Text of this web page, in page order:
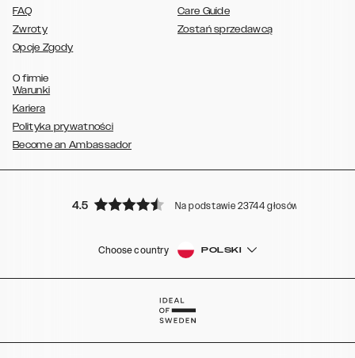
FAQ
Zwroty
Opcje Zgody
Care Guide
Zostań sprzedawcą
O firmie
Warunki
Kariera
Polityka prywatności
Become an Ambassador
4.5 Na podstawie 23744 głosów
Choose country POLSKI